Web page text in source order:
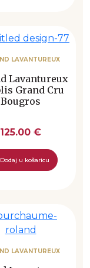
LAVANTUREUX
Lavantureux
Grand Cru
Bougros
125.00 €
Dodaj u košaricu
LAVANTUREUX